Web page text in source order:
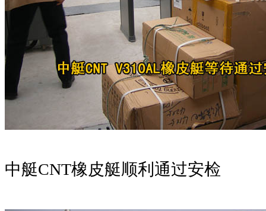
中艇CNT橡皮艇顺利通过安检